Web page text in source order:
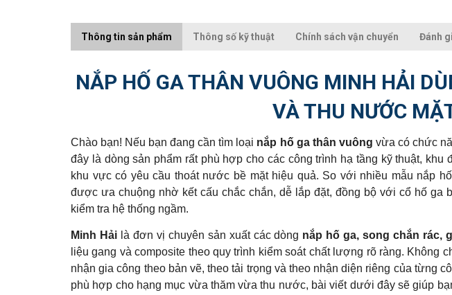
Thông tin sản phẩm Thông số kỹ thuật Chính sách vận chuyển Đánh
NẮP HỐ GA THÂN VUÔNG MINH HẢI
VÀ THU NƯỚC
Chào bạn! Nếu bạn đang cần tìm loại nắp hố ga thân vuông vừa có chức
đây là dòng sản phẩm rất phù hợp cho các công trình hạ tầng kỹ thuật, khu
khu vực có yêu cầu thoát nước bề mặt hiệu quả. So với nhiều mẫu nắp
được ưa chuộng nhờ kết cấu chắc chắn, dễ lắp đặt, đồng bộ với cổ hố ga
kiểm tra hệ thống ngầm.
Minh Hảilà đơn vị chuyên sản xuất các dòng nắp hố ga, song chắn rác,
liệu gang và composite theo quy trình kiểm soát chất lượng rõ ràng. Không
nhận gia công theo bản vẽ, theo tải trọng và theo nhận diện riêng của từng
phù hợp cho hạng mục vừa thăm vừa thu nước, bài viết dưới đây sẽ giúp